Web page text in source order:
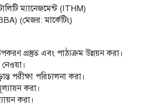
ম্যানেজমেন্ট (ITHM)
(মেজর: মার্কেটিং)
প্রস্তুত এবং পাঠ্যক্রম উন্নয়ন করা।
পরীক্ষা পরিচালনা করা।
করা।
করা।